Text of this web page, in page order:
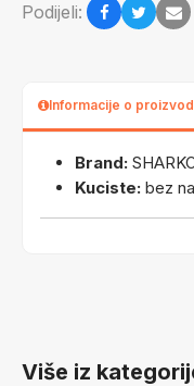
Podijeli:
Informacije o
Brand:
Kuciste: bez
Više iz